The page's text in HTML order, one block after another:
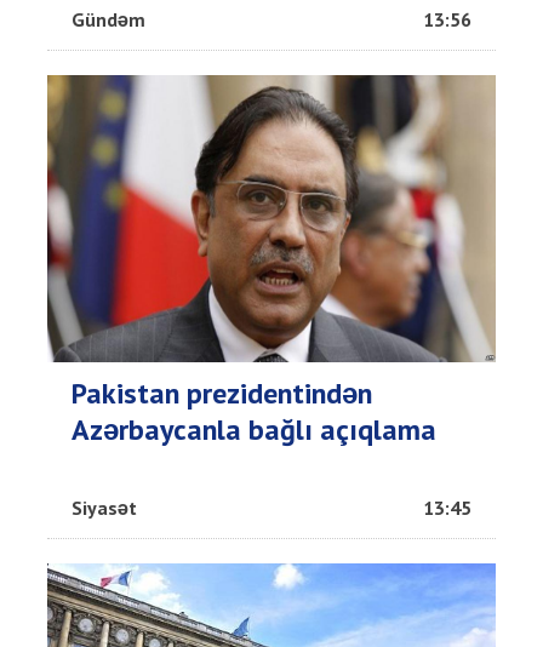
Gündəm 13:56
Pakistan prezidentindən
Azərbaycanla bağlı açıqlama
Siyasət 13:45